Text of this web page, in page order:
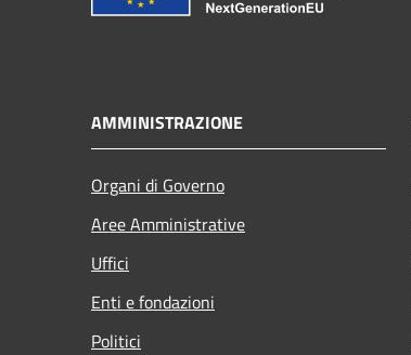
AMMINISTRAZIONE
Organi di Governo
Aree Amministrative
Uffici
Enti e fondazioni
Politici